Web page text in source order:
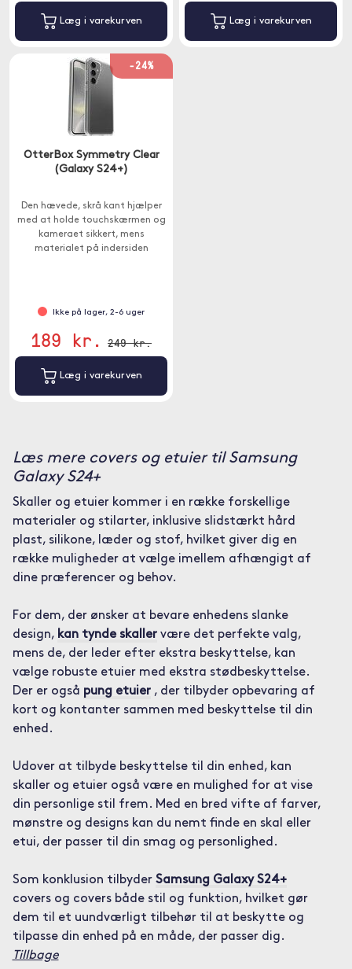
Læg i varekurven Læg i varekurven
-24%
OtterBox Symmetry Clear
(Galaxy S24+)
Den hævede, skrå kant hjælper
med at holde touchskærmen og
kameraet sikkert, mens
materialet på indersiden
Ikke på lager, 2-6 uger
189 kr. 249 kr.
Læg i varekurven
Læs mere covers og etuier til Samsung
Galaxy S24+
Skaller og etuier kommer i en række forskellige
materialer og stilarter, inklusive slidstærkt hård
plast, silikone, læder og stof, hvilket giver dig en
række muligheder at vælge imellem afhængigt af
dine præferencer og behov.
For dem, der ønsker at bevare enhedens slanke
design, kan tynde skallervære det perfekte valg,
mens de, der leder efter ekstra beskyttelse, kan
vælge robuste etuier med ekstra stødbeskyttelse.
Der er også pung etuier, der tilbyder opbevaring af
kort og kontanter sammen med beskyttelse til din
enhed.
Udover at tilbyde beskyttelse til din enhed, kan
skaller og etuier også være en mulighed for at vise
din personlige stil frem. Med en bred vifte af farver,
mønstre og designs kan du nemt finde en skal eller
etui, der passer til din smag og personlighed.
Som konklusion tilbyder Samsung Galaxy S24+
covers og covers både stil og funktion, hvilket gør
dem til et uundværligt tilbehør til at beskytte og
tilpasse din enhed på en måde, der passer dig.
Tillbage